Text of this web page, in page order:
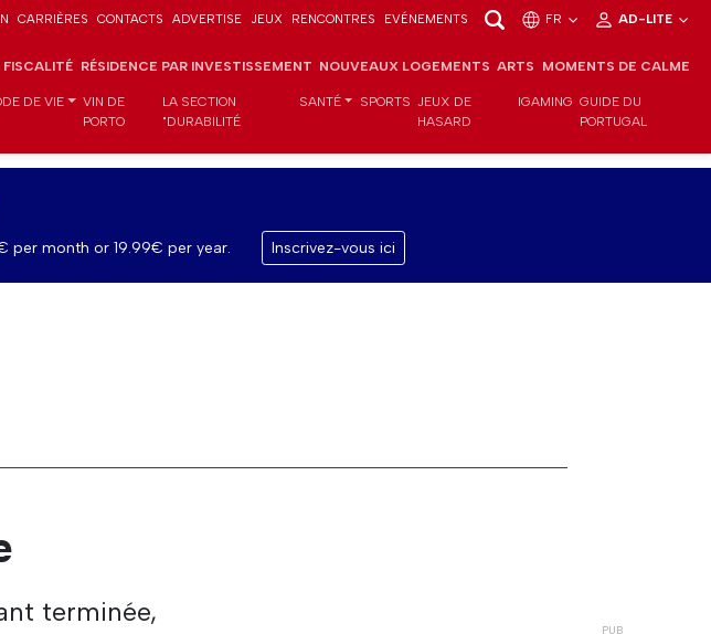
CARRIÈRES CONTACTS ADVERTISE JEUX RENCONTRES EVÉNEMENTS FR AD-LITE
FISCALITÉ RÉSIDENCE PAR INVESTISSEMENT NOUVEAUX LOGEMENTS ARTS MOMENTS DE CALME
DE VIE
VIN DE
PORTO
LA SECTION
"DURABILITÉ
SANTÉ SPORTS JEUX DE
HASARD
IGAMING GUIDE DU
PORTUGAL
per month or 19.99€ per year. Inscrivez-vous ici
terminée,